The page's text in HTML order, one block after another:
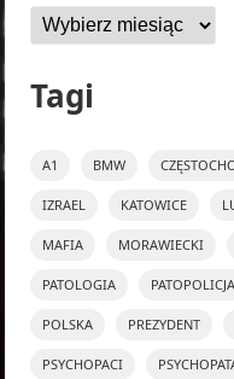
Archiwa
Tagi
A1 BMW
IZRAEL KATOWICE
MAFIA MORAWIECKI
PATOLOGIA PATOPOLICJA
POLSKA PREZYDENT
PSYCHOPACI